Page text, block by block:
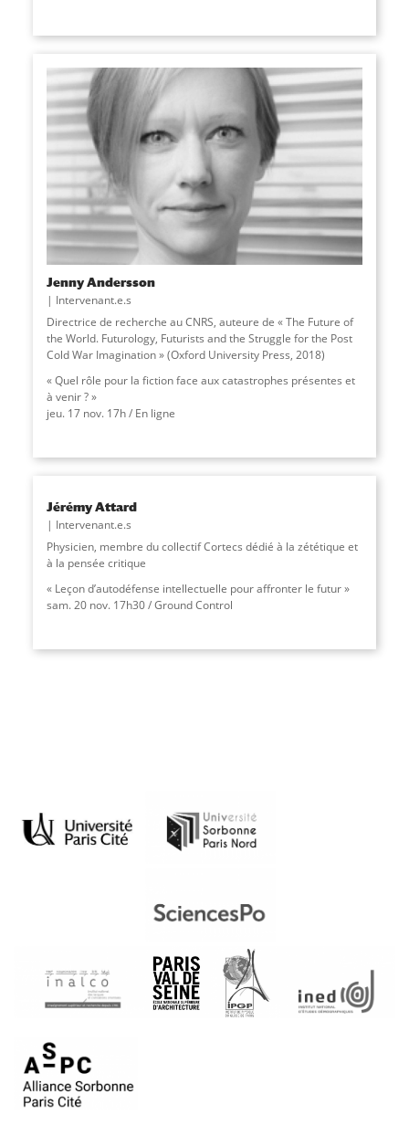
Jenny Andersson
Intervenant.e.s
Directrice de recherche au CNRS, auteure de « The Future of
the World. Futurology, Futurists and the Struggle for the Post
Cold War Imagination » (Oxford University Press, 2018)
« Quel rôle pour la fiction face aux catastrophes présentes et
à venir ? »
jeu. 17 nov. 17h / En ligne
Jérémy Attard
Intervenant.e.s
Physicien, membre du collectif Cortecs dédié à la zététique et
à la pensée critique
« Leçon d’autodéfense intellectuelle pour affronter le futur »
sam. 20 nov. 17h30 / Ground Control